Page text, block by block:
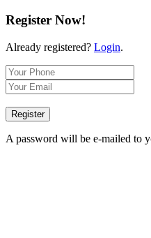
Register Now!
Already registered? Login.
Register
A password will be e-mailed to